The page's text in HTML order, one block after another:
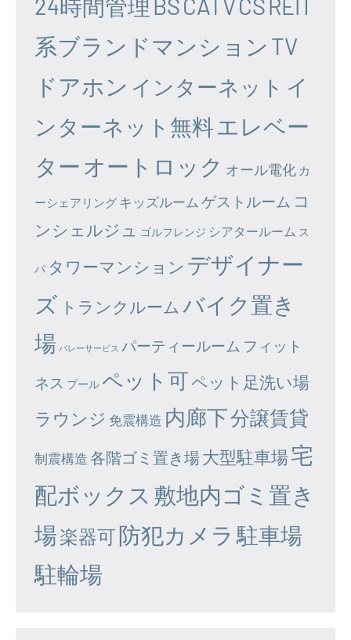
24時間管理 BSCATVCSREIT
系ブランドマンション TV
ドアホン インターネット イ
ンターネット無料エレベー
ター オートロック オール電化 カ
ーシェアリング キッズルーム ゲストルーム コ
ンシェルジュ
ゴルフレンジ シアタールーム ス
パ タワーマンション デザイナー
ズ トランクルーム バイク置き
場 バレーサービス パーティールーム フィット
ネス プール ペット可ペット足洗い場
ラウンジ 免震構造 内廊下分譲賃貸
制震構造 各階ゴミ置き場大型駐車場宅
配ボックス 敷地内ゴミ置き
場楽器可防犯カメラ 駐車場
駐輪場